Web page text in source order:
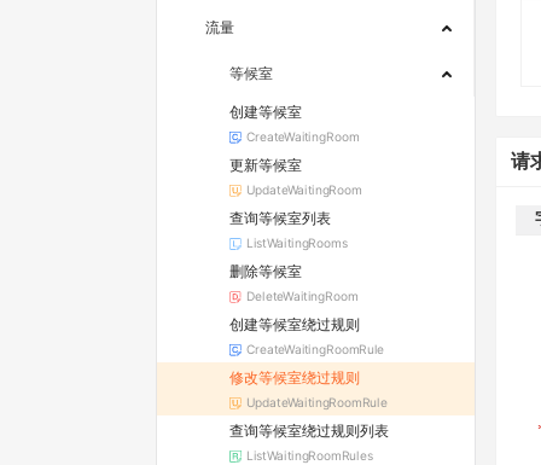
流量
等候室
创建等候室
CreateWaitingRoom
更新等候室
UpdateWaitingRoom
查询等候室列表
ListWaitingRooms
删除等候室
DeleteWaitingRoom
创建等候室绕过规则
CreateWaitingRoomRule
修改等候室绕过规则
UpdateWaitingRoomRule
查询等候室绕过规则列表
ListWaitingRoomRules
请